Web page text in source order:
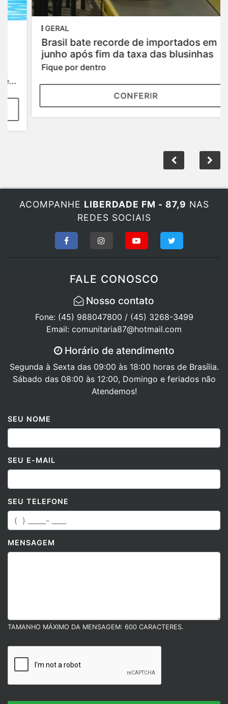
GERAL
Brasil bate recorde de importados em
junho após fim da taxa das blusinhas
Fique por dentro
CONFERIR
ACOMPANHELIBERDADE FM - 87,9NAS
REDES SOCIAIS
Nosso contato
Fone: (45) 988047800 / (45) 3268-3499
Email: comunitaria87@hotmail.com
Horário de atendimento
Segunda à Sexta das 09:00 às 18:00 horas de Brasília.
Sábado das 08:00 às 12:00, Domingo e feriados não
Atendemos!
SEU E-MAIL
SEU TELEFONE
MENSAGEM